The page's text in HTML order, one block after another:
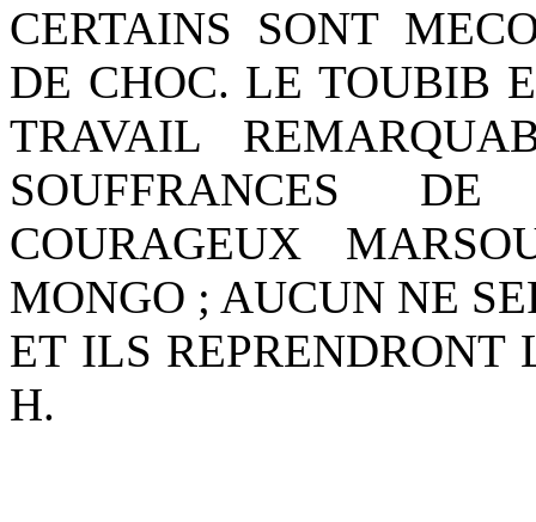
CERTAINS SONT
DE CHOC. LE TOUBIB
TRAVAIL
SOUFFRANCES
COURAGEUX
MONGO ; AUCUN NE
ET ILS
H.